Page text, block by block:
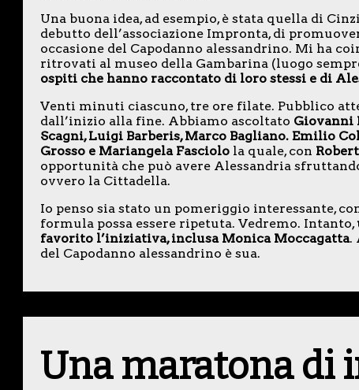
Una buona idea, ad esempio, è stata quella di
debutto dell’associazione Impronta, di
occasione del Capodanno alessandrino. Mi ha
ritrovati al museo della Gambarina (luogo
ospiti che hanno raccontato di loro stessi e di
Venti minuti ciascuno, tre ore filate. Pubblico
dall’inizio alla fine. Abbiamo ascoltato Giovanni
Scagni, Luigi Barberis, Marco Bagliano. Emilio
Grosso e Mariangela Fasciolola quale, con
opportunità che può avere Alessandria
ovvero la Cittadella.
Io penso sia stato un pomeriggio interessante,
formula possa essere ripetuta. Vedremo. Intanto,
favorito l’iniziativa, inclusa Monica Moccagatta.
del Capodanno alessandrino è sua.
Una maratona di